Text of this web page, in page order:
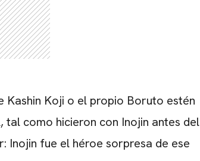
Kashin Koji o el propio Boruto estén
como hicieron con Inojin antes del
Inojin fue el héroe sorpresa de ese